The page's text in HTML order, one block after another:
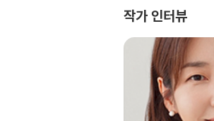
작가 인터뷰